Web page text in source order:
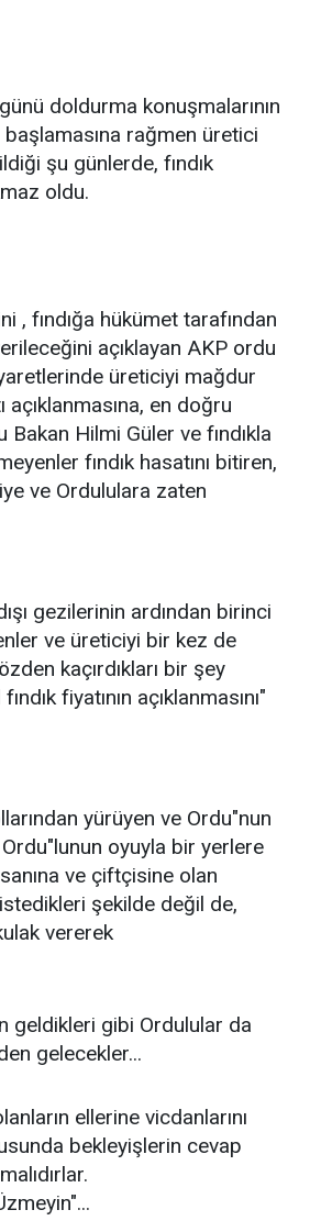
doldurma konuşmalarının
başlamasına rağmen üretici
şu günlerde, fındık
oldu.
, fındığa hükümet tarafından
açıklayan AKP ordu
üreticiyi mağdur
en doğru
Hilmi Güler ve fındıkla
fındık hasatını bitiren,
ve Ordululara zaten
gezilerinin ardından birinci
ve üreticiyi bir kez de
kaçırdıkları bir şey
fiyatının açıklanmasını"
yürüyen ve Ordu"nun
oyuyla bir yerlere
ve çiftçisine olan
şekilde değil de,
vererek
geldikleri gibi Ordulular da
gelecekler...
ellerine vicdanlarını
bekleyişlerin cevap